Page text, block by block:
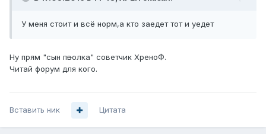
У меня стоит и всё норм,а кто заедет тот и уедет
Ну прям "сын пволка" советчик ХреноФ.
Читай форум для кого.
Вставить ник Цитата